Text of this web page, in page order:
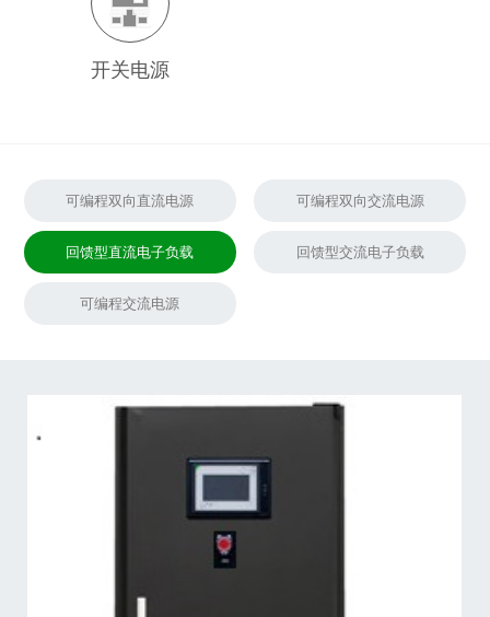
开关电源
可编程双向直流电源 可编程双向交流电源
回馈型直流电子负载 回馈型交流电子负载
可编程交流电源